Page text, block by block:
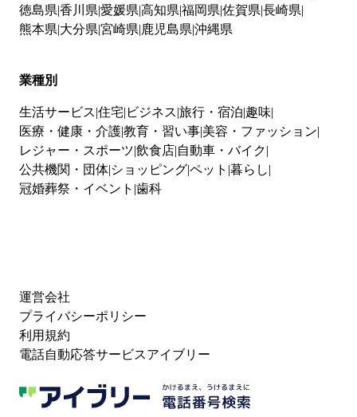
徳島県 香川県 愛媛県 高知県 福岡県 佐賀県 長崎県
熊本県 大分県 宮崎県 鹿児島県 沖縄県
業種別
生活サービス 住宅 ビジネス 旅行・宿泊 趣味
医療・健康・介護教育・習い事 美容・ファッション
レジャー・スポーツ 飲食店 自動車・バイク
公共機関・団体 ショッピングペット 暮らし
冠婚葬祭・イベント 歯科
運営会社
プライバシーポリシー
利用規約
電話自動応答サービスアイブリー